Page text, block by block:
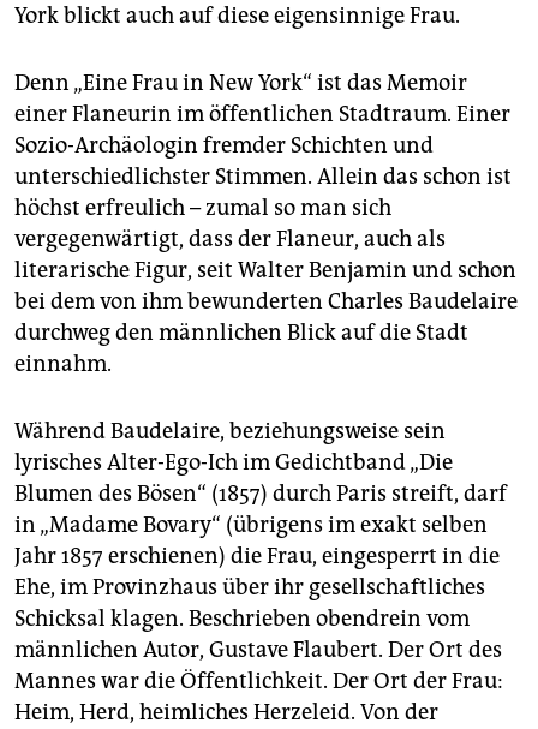
York blickt auch auf diese eigensinnige Frau.
Denn „Eine Frau in New York“ ist das Memoir
einer Flaneurin im öffentlichen Stadtraum. Einer
Sozio-Archäologin fremder Schichten und
unterschiedlichster Stimmen. Allein das schon ist
höchst erfreulich – zumal so man sich
vergegenwärtigt, dass der Flaneur, auch als
literarische Figur, seit Walter Benjamin und schon
bei dem von ihm bewunderten Charles Baudelaire
durchweg den männlichen Blick auf die Stadt
einnahm.
Während Baudelaire, beziehungsweise sein
lyrisches Alter-Ego-Ich im Gedichtband „Die
Blumen des Bösen“ (1857) durch Paris streift, darf
in „Madame Bovary“ (übrigens im exakt selben
Jahr 1857 erschienen) die Frau, eingesperrt in die
Ehe, im Provinzhaus über ihr gesellschaftliches
Schicksal klagen. Beschrieben obendrein vom
männlichen Autor, Gustave Flaubert. Der Ort des
Mannes war die Öffentlichkeit. Der Ort der Frau:
Heim, Herd, heimliches Herzeleid. Von der